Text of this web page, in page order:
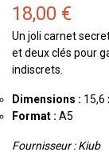
18,00 €
Un joli carnet
et deux clés pour
indiscrets.
Dimensions : 15,6
Format : A5
Fournisseur : Kiub